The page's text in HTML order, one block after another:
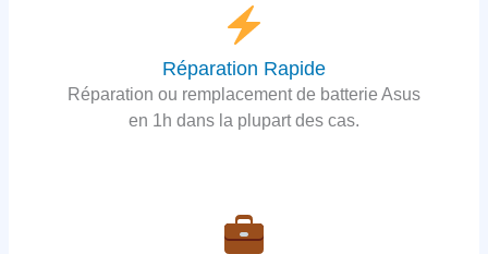
Réparation Rapide
Réparation ou remplacement de batterie Asus
en 1h dans la plupart des cas.